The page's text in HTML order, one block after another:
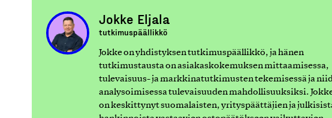
Jokke Eljala
tutkimuspäällikkö
Jokke on yhdistyksen tutkimuspäällikkö, ja hänen
tutkimustausta on asiakaskokemuksen mittaamisessa,
tulevaisuus- ja markkinatutkimusten tekemisessä ja
analysoimisessa tulevaisuuden mahdollisuuksiksi.
on keskittynyt suomalaisten, yrityspäättäjien ja